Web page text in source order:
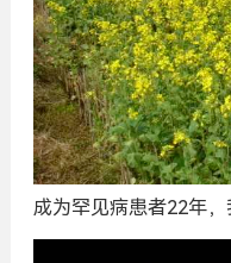
成为罕见病患者22年